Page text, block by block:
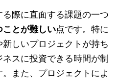
際に直面する課題の一つ
ことが難しい点です。特に
しいプロジェクトが持ち
スに投資できる時間が制
また、プロジェクトによ